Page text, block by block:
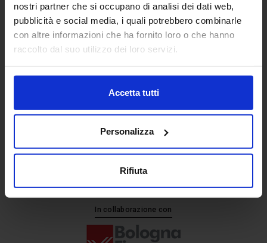
nostri partner che si occupano di analisi dei dati web,
pubblicità e social media, i quali potrebbero combinarle
con altre informazioni che ha fornito loro o che hanno
raccolto dal suo utilizzo dei loro servizi.
Accetta tutti
Personalizza
Rifiuta
Senaf srl
+ 39 051.325511
+ 39 02.332039460
In collaborazione con